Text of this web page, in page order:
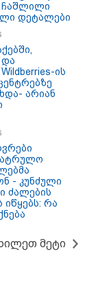
მიესაჯა
შვილი
მიაყენა
რუსი
-
დეტალები
შემდეგ
ვეფხვი
-
ჩაშლილი
დეტალები
ის
არიან
- კუნძული
ძალების
იწყებს: რა
მეტი